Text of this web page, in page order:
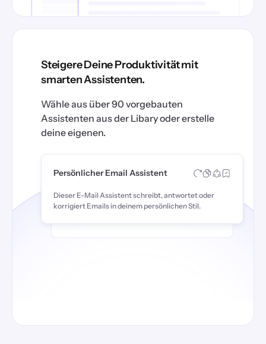
Steigere Deine Produktivität mit
smarten Assistenten.
Wähle aus über 90 vorgebauten
Assistenten aus der Libary oder erstelle
deine eigenen.
Persönlicher Email Assistent
Dieser E-Mail Assistent schreibt, antwortet oder
korrigiert Emails in deinem persönlichen Stil.